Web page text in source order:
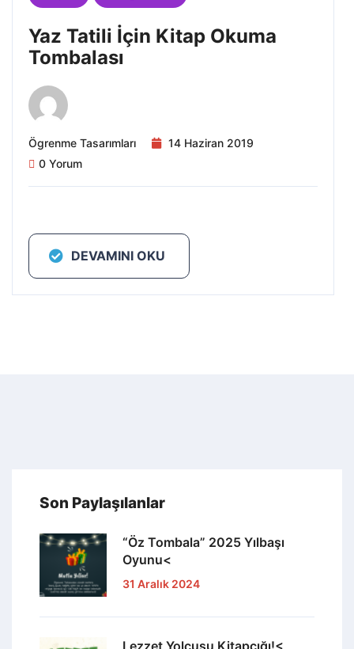
Yaz Tatili İçin Kitap Okuma
Tombalası
Ögrenme Tasarımları
14 Haziran 2019
0 Yorum
DEVAMINI OKU
Son Paylaşılanlar
“Öz Tombala” 2025 Yılbaşı
Oyunu<
31 Aralık 2024
Lezzet Yolcusu Kitapçığı!<